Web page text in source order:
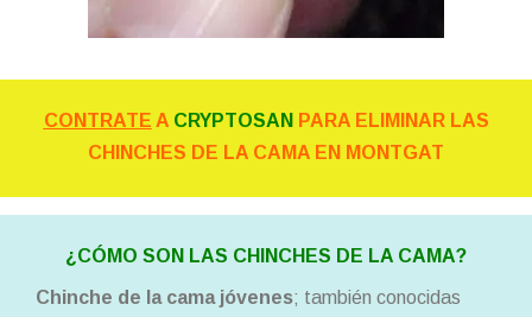
CONTRATE A CRYPTOSAN PARA ELIMINAR LAS
CHINCHES DE LA CAMA EN MONTGAT
¿CÓMO SON LAS CHINCHES DE LA CAMA?
Chinche de la cama jóvenes; también conocidas